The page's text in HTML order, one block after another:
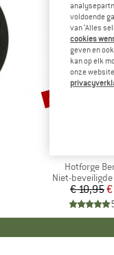
Artikel
Hotforge
Productgroep
Niet-
€ 10,95
Korting
-10%
voldoende
van ‘Alles
cookies
geven en
kan op elk
onze